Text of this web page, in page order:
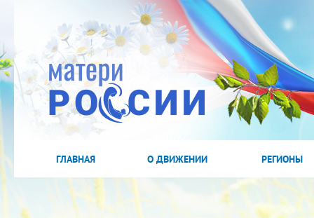
ГЛАВНАЯ О ДВИЖЕНИИ РЕГИОНЫ